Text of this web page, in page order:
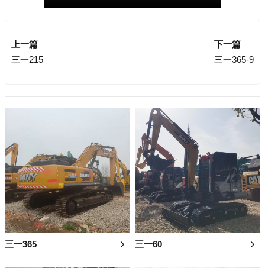
上一篇
三一215
下一篇
三一365-9
三一365 三一60